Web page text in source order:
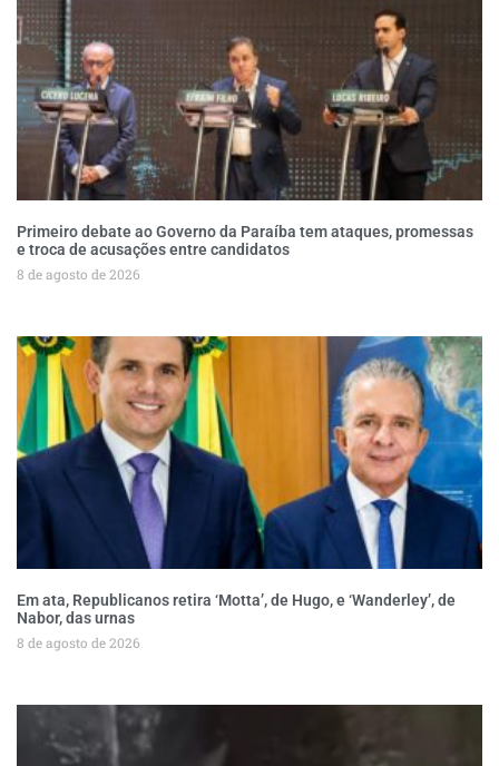
Primeiro debate ao Governo da Paraíba tem ataques, promessas
e troca de acusações entre candidatos
8 de agosto de 2026
Em ata, Republicanos retira ‘Motta’, de Hugo, e ‘Wanderley’, de
Nabor, das urnas
8 de agosto de 2026